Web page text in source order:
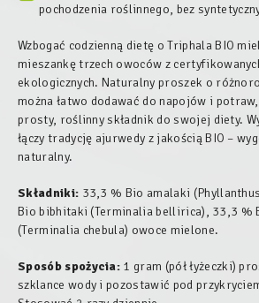
pochodzenia roślinnego, bez
Wzbogać codzienną dietę o Triphala BIO
mieszankę trzech owoców z
ekologicznych. Naturalny proszek o
można łatwo dodawać do napojów i
prosty, roślinny składnik do swojej diety.
łączy tradycję ajurwedy z jakością BIO –
naturalny.
Składniki: 33,3 % Bio amalaki (
Bio bibhitaki (Terminalia bellirica), 33,3 %
(Terminalia chebula) owoce mielone.
Sposób spożycia: 1 gram (pół łyżeczki)
szklance wody i pozostawić pod